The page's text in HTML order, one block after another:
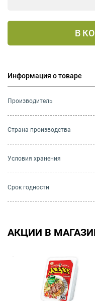
В
Информация о товаре
Производитель
Страна производства
Условия хранения
Cрок годности
АКЦИИ В